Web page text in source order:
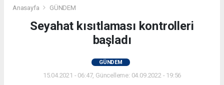
Anasayfa GÜNDEM
Seyahat kısıtlaması kontrolleri
başladı
GÜNDEM
15.04.2021 - 06:47, Güncelleme: 04.09.2022 - 19:56